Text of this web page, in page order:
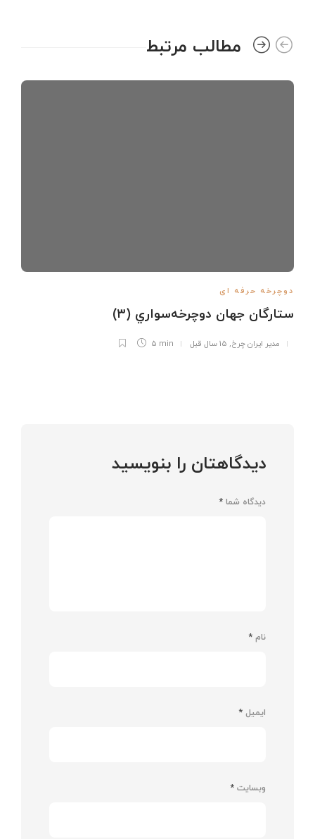
مطالب مرتبط
دوچرخه حرفه ای
ستارگان جهان دوچرخه‌سواري (3)
مدیر ایران چرخ, 15 سال قبل 5 min
دیدگاهتان را بنویسید
دیدگاه شما *
نام *
ایمیل *
وبسایت *